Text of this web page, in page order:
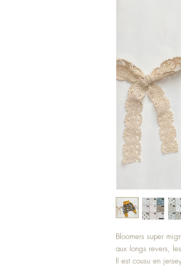
Bloomers super
aux longs revers,
Il est cousu en